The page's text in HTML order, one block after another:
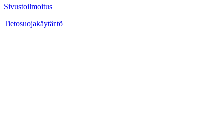
Sivustoilmoitus
Tietosuojakäytäntö